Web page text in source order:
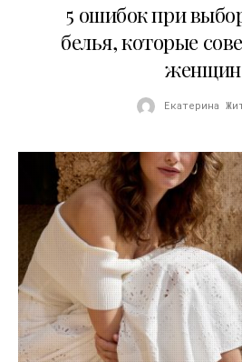
5 ошибок при
белья, которые
женщин
Екатерина